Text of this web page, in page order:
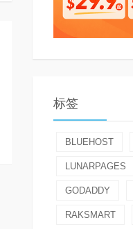
标签
BLUEHOST
LUNARPAGES
GODADDY
RAKSMART